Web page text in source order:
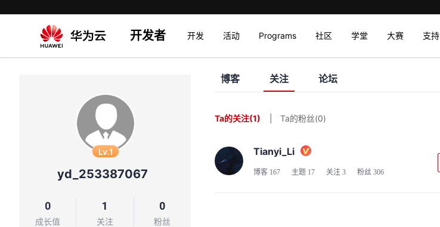
开发者 开发 活动 Programs 社区 学堂 大赛 支持
Lv.1
yd_253387067
0
成长值
1
关注
0
粉丝
博客 关注 论坛
Ta的关注(1) Ta的粉丝(0)
Tianyi_Li
博客 167 主题 17 关注 3 粉丝 306